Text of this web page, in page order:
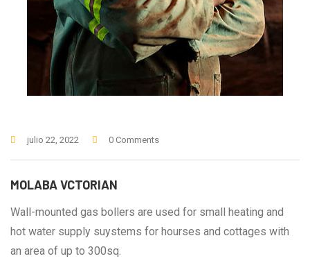
julio 22, 2022 0 Comments
MOLABA VCTORIAN
Wall-mounted gas bollers are used for small heating and
hot water supply suystems for hourses and cottages with
an area of up to 300sq.